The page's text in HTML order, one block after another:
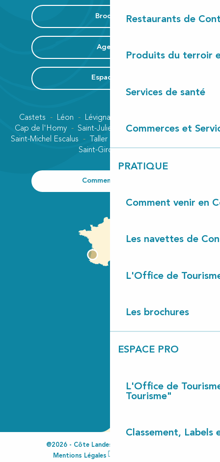
Restaurants de
Produits du terroir
Services de santé
Commerces et
PRATIQUE
Comment venir en
Les navettes de
L'Office de
Les brochures
ESPACE PRO
L'Office de
Tourisme"
Classement, Labels
Brochure
Agenda
Espace Pro
Castets Léon Lévignacq
Cap de l'Homy
Saint-Julien-en-Born
Contis plage
Saint-Michel Escalus
Taller
Saint-Girons plage
Comment venir ?
@2026 - Côte Landes Nature Tourisme
Mentions Légales